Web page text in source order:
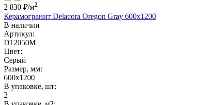
2 830 ₽/м2
Керамогранит Delacora Oregon Gray 600x1200
В наличии
Артикул:
D12050M
Цвет:
Серый
Размер, мм:
600x1200
В упаковке, шт:
2